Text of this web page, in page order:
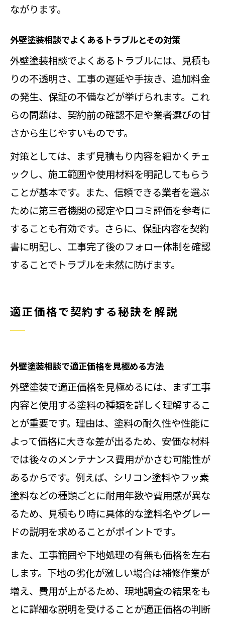
ながります。
外壁塗装相談でよくあるトラブルとその対策
外壁塗装相談でよくあるトラブルには、見積も
りの不透明さ、工事の遅延や手抜き、追加料金
の発生、保証の不備などが挙げられます。これ
らの問題は、契約前の確認不足や業者選びの甘
さから生じやすいものです。
対策としては、まず見積もり内容を細かくチェ
ックし、施工範囲や使用材料を明記してもらう
ことが基本です。また、信頼できる業者を選ぶ
ために第三者機関の認定や口コミ評価を参考に
することも有効です。さらに、保証内容を契約
書に明記し、工事完了後のフォロー体制を確認
することでトラブルを未然に防げます。
適正価格で契約する秘訣を解説
外壁塗装相談で適正価格を見極める方法
外壁塗装で適正価格を見極めるには、まず工事
内容と使用する塗料の種類を詳しく理解するこ
とが重要です。理由は、塗料の耐久性や性能に
よって価格に大きな差が出るため、安価な材料
では後々のメンテナンス費用がかさむ可能性が
あるからです。例えば、シリコン塗料やフッ素
塗料などの種類ごとに耐用年数や費用感が異な
るため、見積もり時に具体的な塗料名やグレー
ドの説明を求めることがポイントです。
また、工事範囲や下地処理の有無も価格を左右
します。下地の劣化が激しい場合は補修作業が
増え、費用が上がるため、現地調査の結果をも
とに詳細な説明を受けることが適正価格の判断